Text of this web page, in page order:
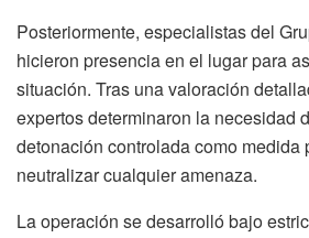
Posteriormente, especialistas del
hicieron presencia en el lugar para
situación. Tras una valoración
expertos determinaron la necesidad
detonación controlada como medida
neutralizar cualquier amenaza.
La operación se desarrolló bajo